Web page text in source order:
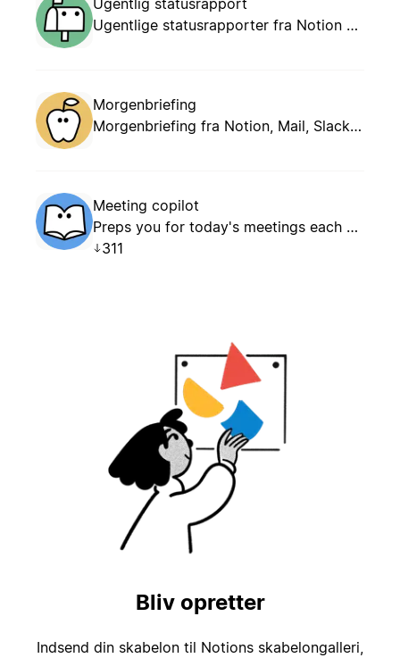
Ugentlig statusrapport
Ugentlige statusrapporter fra Notion og Slack.
Morgenbriefing
Morgenbriefing fra Notion, Mail, Slack og Kalender
Meeting copilot
Preps you for today's meetings each morning and captures follow-up tasks from yesterday automatically.
311
Bliv opretter
Indsend din skabelon til Notions skabelongalleri,